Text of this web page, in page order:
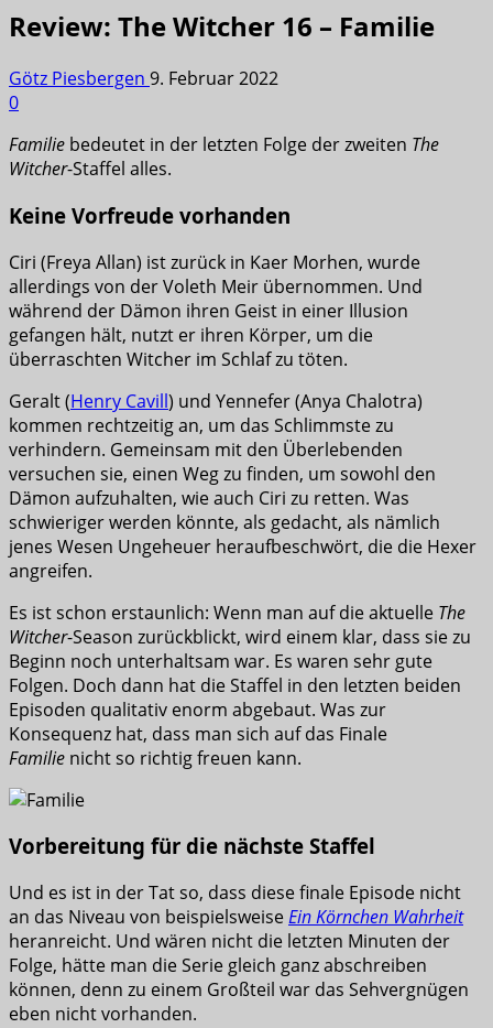
Review: The Witcher 16 – Familie
Götz Piesbergen 9. Februar 2022
0
Familie bedeutet in der letzten Folge der zweiten The
Witcher-Staffel alles.
Keine Vorfreude vorhanden
Ciri (Freya Allan) ist zurück in Kaer Morhen, wurde
allerdings von der Voleth Meir übernommen. Und
während der Dämon ihren Geist in einer Illusion
gefangen hält, nutzt er ihren Körper, um die
überraschten Witcher im Schlaf zu töten.
Geralt (Henry Cavill) und Yennefer (Anya Chalotra)
kommen rechtzeitig an, um das Schlimmste zu
verhindern. Gemeinsam mit den Überlebenden
versuchen sie, einen Weg zu finden, um sowohl den
Dämon aufzuhalten, wie auch Ciri zu retten. Was
schwieriger werden könnte, als gedacht, als nämlich
jenes Wesen Ungeheuer heraufbeschwört, die die Hexer
angreifen.
Es ist schon erstaunlich: Wenn man auf die aktuelle The
Witcher-Season zurückblickt, wird einem klar, dass sie zu
Beginn noch unterhaltsam war. Es waren sehr gute
Folgen. Doch dann hat die Staffel in den letzten beiden
Episoden qualitativ enorm abgebaut. Was zur
Konsequenz hat, dass man sich auf das Finale
Familie nicht so richtig freuen kann.
Vorbereitung für die nächste Staffel
Und es ist in der Tat so, dass diese finale Episode nicht
an das Niveau von beispielsweiseEin Körnchen Wahrheit
heranreicht. Und wären nicht die letzten Minuten der
Folge, hätte man die Serie gleich ganz abschreiben
können, denn zu einem Großteil war das Sehvergnügen
eben nicht vorhanden.